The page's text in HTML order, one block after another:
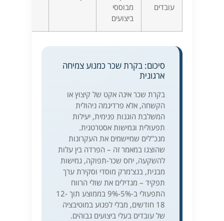
עובדים
מבוססי
ביצועים
סיכום: בקרת שכר כמנוע צמיחה
ארגונית
בקרת שכר אינה אקט של קיצוץ או
הקשחה, אלא פרדיגמה ניהולית
המשלבת הוגנות פנימית, יעילות
תפעולית וגמישות אסטרטגית.
מנכ"לים שמיישמים את העקרונות
שהוצגו במאמר זה – הפרדה בין עלות
להשקעה, יחס שכר-תפוקה, גמישות
מבנית, בנצ'מרק מוסדי וסקירת ערך
תפקיד – מגדילים את שולי הרווח
התפעולי ב-5%-9% בממוצע תוך 12-
18 חודשים, מבלי לפגוע במוטיבציה
של עובדים בעלי ביצועים גבוהים.